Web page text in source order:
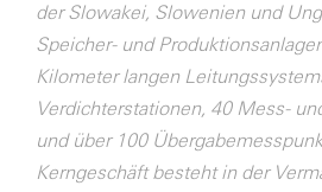
der Slowakei, Slowenien und
Speicher- und
Kilometer langen
Verdichterstationen, 40 Mess-
und über 100
Kerngeschäft besteht in der